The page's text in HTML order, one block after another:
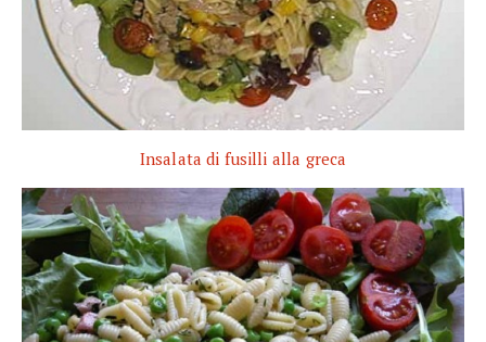
Insalata di fusilli alla greca